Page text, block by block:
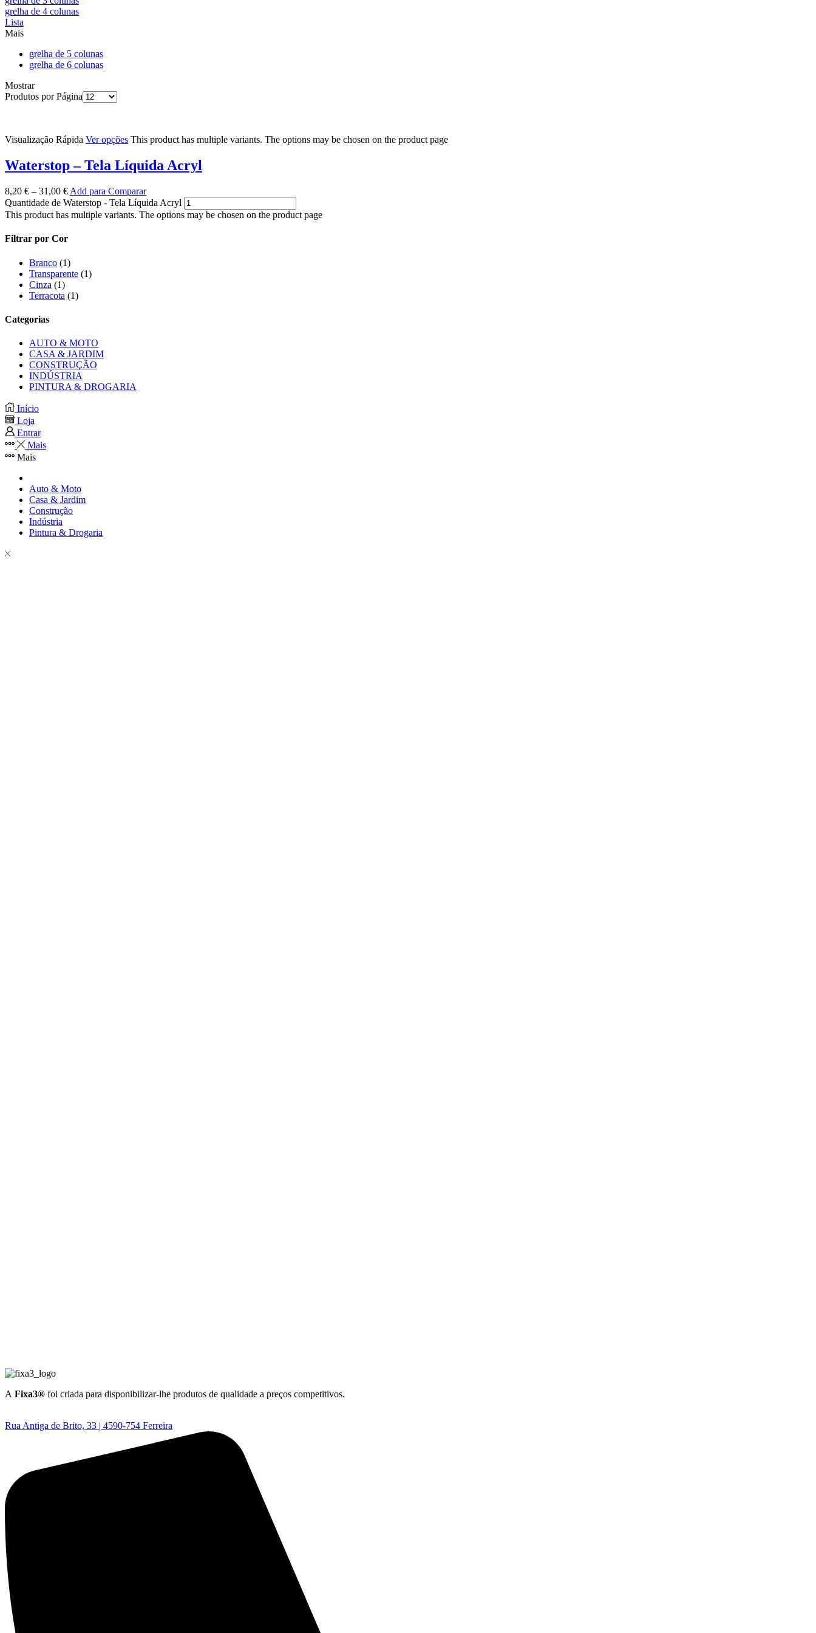
grelha de 4 colunas
Lista
Mais
grelha de 5 colunas
grelha de 6 colunas
Mostrar
Produtos por Página
Visualização Rápida Ver opções This product has multiple variants. The options may be chosen on the product page
Waterstop – Tela Líquida Acryl
8,20 € – 31,00 € Add para Comparar
Quantidade de Waterstop - Tela Líquida Acryl
This product has multiple variants. The options may be chosen on the product page
Filtrar por Cor
Branco (1)
Transparente (1)
Cinza (1)
Terracota (1)
Categorias
AUTO & MOTO
CASA & JARDIM
CONSTRUÇÃO
INDÚSTRIA
PINTURA & DROGARIA
Início
Loja
Entrar
Mais
Mais
Auto & Moto
Casa & Jardim
Construção
Indústria
Pintura & Drogaria
A Fixa3® foi criada para disponibilizar-lhe produtos de qualidade a preços competitivos.
Rua Antiga de Brito, 33 | 4590-754 Ferreira